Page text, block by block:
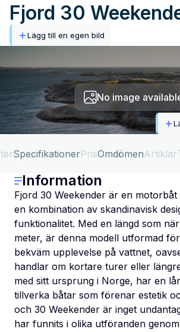
Fjord 30
Lägg till en egen bild
No image
SpecifikationerPrisOmdömenArtiklar
Information
Fjord 30 Weekender är en
en kombination av skandinavisk
funktionalitet. Med en längd som
meter, är denna modell utformad
bekväm upplevelse på vattnet,
handlar om kortare turer eller
med sitt ursprung i Norge, har en
tillverka båtar som förenar estetik
och 30 Weekender är inget
har funnits i olika utföranden